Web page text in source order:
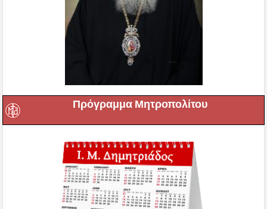
Πρόγραμμα Μητροπολίτου